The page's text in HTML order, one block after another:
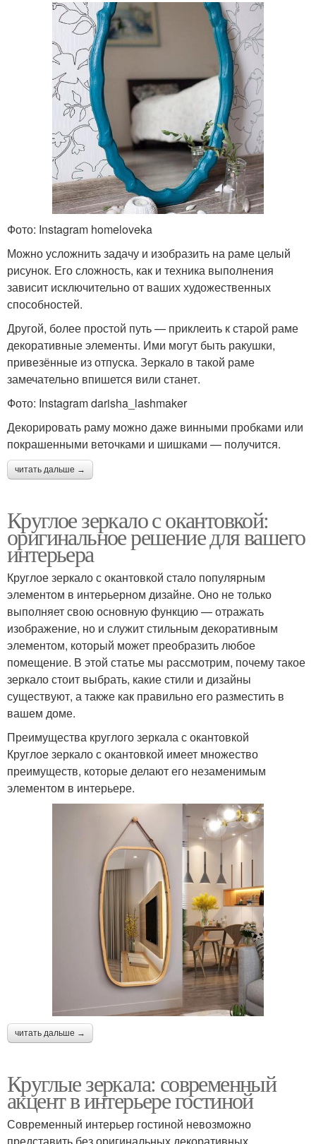
Фото: Instagram homeloveka
Можно усложнить задачу и изобразить на раме целый
рисунок. Его сложность, как и техника выполнения
зависит исключительно от ваших художественных
способностей.
Другой, более простой путь — приклеить к старой раме
декоративные элементы. Ими могут быть ракушки,
привезённые из отпуска. Зеркало в такой раме
замечательно впишется вили станет.
Фото: Instagram darisha_lashmaker
Декорировать раму можно даже винными пробками или
покрашенными веточками и шишками — получится.
читать дальше →
Круглое зеркало с окантовкой:
оригинальное решение для вашего
интерьера
Круглое зеркало с окантовкой стало популярным
элементом в интерьерном дизайне. Оно не только
выполняет свою основную функцию — отражать
изображение, но и служит стильным декоративным
элементом, который может преобразить любое
помещение. В этой статье мы рассмотрим, почему такое
зеркало стоит выбрать, какие стили и дизайны
существуют, а также как правильно его разместить в
вашем доме.
Преимущества круглого зеркала с окантовкой
Круглое зеркало с окантовкой имеет множество
преимуществ, которые делают его незаменимым
элементом в интерьере.
читать дальше →
Круглые зеркала: современный
акцент в интерьере гостиной
Современный интерьер гостиной невозможно
представить без оригинальных декоративных